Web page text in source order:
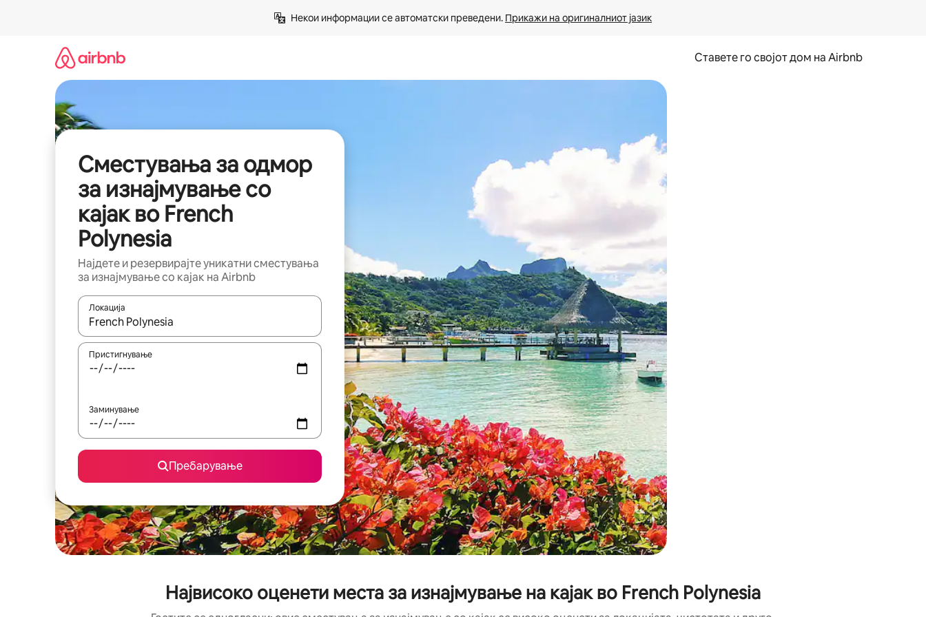
Некои информации се автоматски преведени. Прикажи на оригиналниот јазик
Ставете го својот дом на Airbnb
Сместувања за одмор
за изнајмување со
кајак во French
Polynesia
Најдете и резервирајте уникатни сместувања
за изнајмување со кајак на Airbnb
Локација
Кога резултатите се достапни, движете се со копчињата со стрелки нагоре и надолу или истражувајте со допирање или со лизгање.
Пристигнување
Заминување
Пребарување
Највисоко оценети места за изнајмување на кајак во French Polynesia